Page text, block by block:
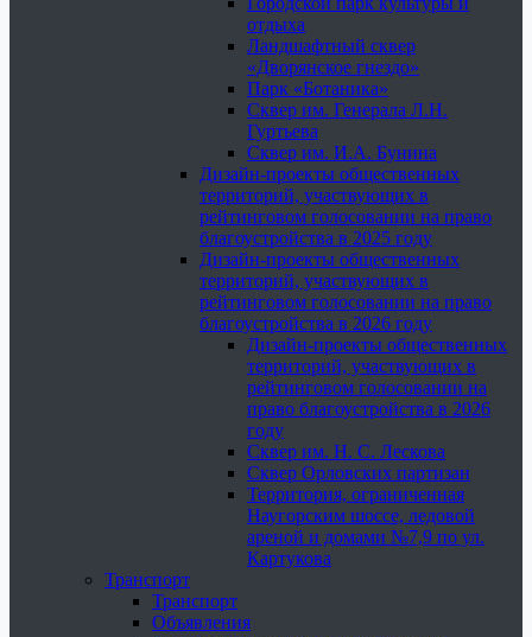
отдыха
Ландшафтный сквер
«Дворянское гнездо»
Парк «Ботаника»
Сквер им. Генерала Л.Н.
Гуртьева
Сквер им. И.А. Бунина
Дизайн-проекты общественных
территорий, участвующих в
рейтинговом голосовании на право
благоустройства в 2025 году
Дизайн-проекты общественных
территорий, участвующих в
рейтинговом голосовании на право
благоустройства в 2026 году
Дизайн-проекты общественных
территорий, участвующих в
рейтинговом голосовании на
право благоустройства в 2026
году
Сквер им. Н. С. Лескова
Сквер Орловских партизан
Территория, ограниченная
Наугорским шоссе, ледовой
ареной и домами №7,9 по ул.
Картукова
Транспорт
Транспорт
Объявления